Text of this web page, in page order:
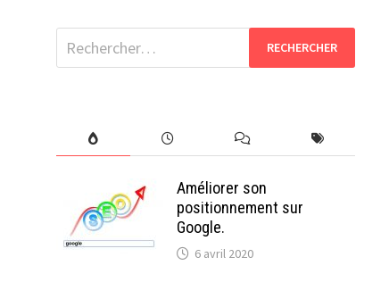
Rechercher :
Améliorer son
positionnement sur
Google.
6 avril 2020